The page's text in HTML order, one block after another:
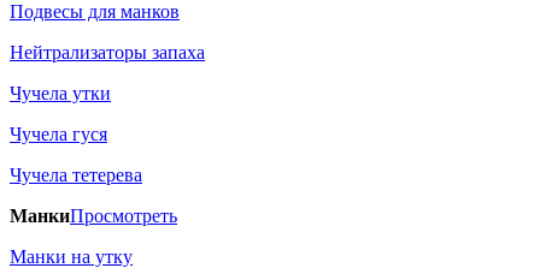
Подвесы для манков
Нейтрализаторы запаха
Чучела утки
Чучела гуся
Чучела тетерева
МанкиПросмотреть
Манки на утку